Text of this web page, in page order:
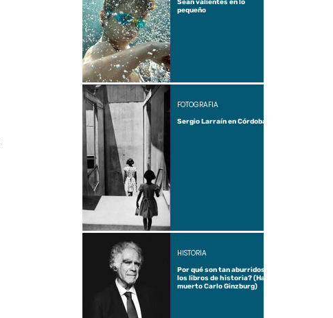
Sean valientes en lo
pequeño
Sergio Larraín en Córdoba
FOTOGRAFÍA
Por qué son tan aburridos
los libros de historia? (Ha
muerto Carlo Ginzburg)
HISTORIA